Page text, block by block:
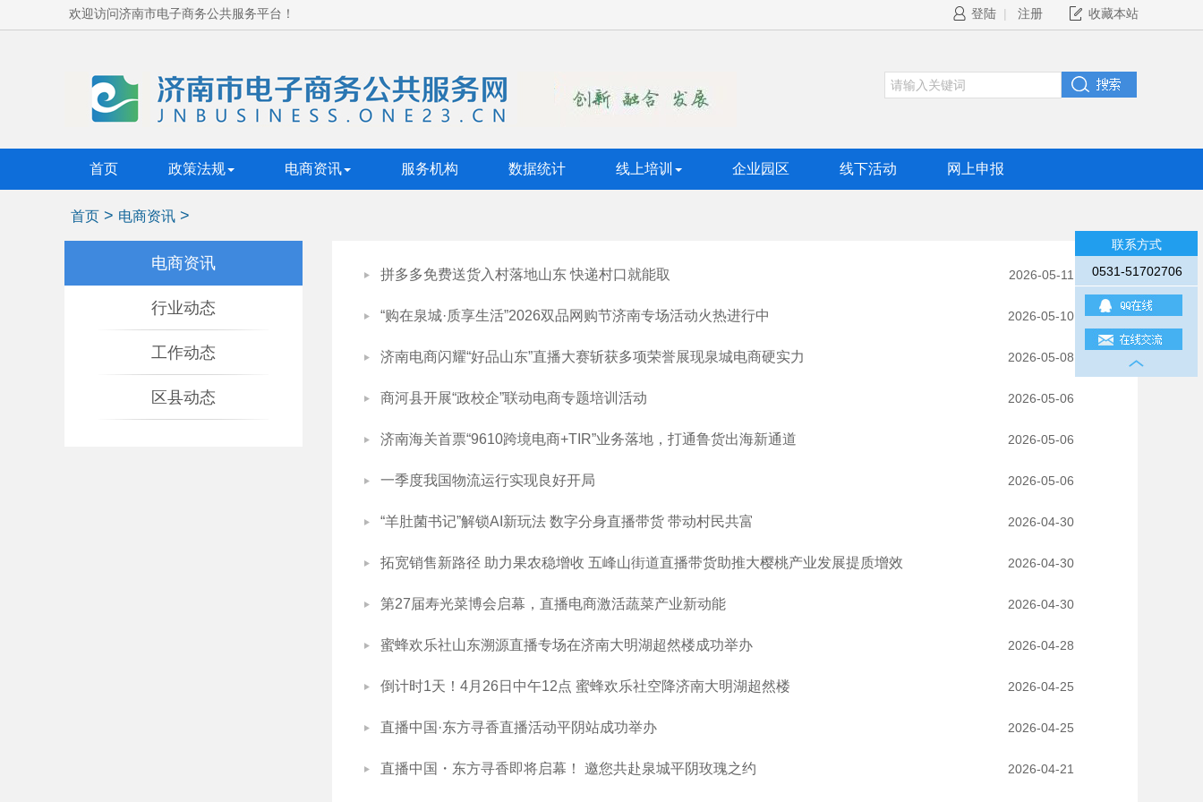
欢迎访问济南市电子商务公共服务平台！ 收藏本站
登陆 | 注册
联系方式
0531-51702706
首页 政策法规 电商资讯 服务机构 数据统计 线上培训 企业园区 线下活动 网上申报
首页 > 电商资讯 >
电商资讯
行业动态
工作动态
区县动态
拼多多免费送货入村落地山东 快递村口就能取 2026-05-11
“购在泉城·质享生活”2026双品网购节济南专场活动火热进行中 2026-05-10
济南电商闪耀“好品山东”直播大赛斩获多项荣誉展现泉城电商硬实力 2026-05-08
商河县开展“政校企”联动电商专题培训活动 2026-05-06
济南海关首票“9610跨境电商+TIR”业务落地，打通鲁货出海新通道 2026-05-06
一季度我国物流运行实现良好开局 2026-05-06
“羊肚菌书记”解锁AI新玩法 数字分身直播带货 带动村民共富 2026-04-30
拓宽销售新路径 助力果农稳增收 五峰山街道直播带货助推大樱桃产业发展提质增效 2026-04-30
第27届寿光菜博会启幕，直播电商激活蔬菜产业新动能 2026-04-30
蜜蜂欢乐社山东溯源直播专场在济南大明湖超然楼成功举办 2026-04-28
倒计时1天！4月26日中午12点 蜜蜂欢乐社空降济南大明湖超然楼 2026-04-25
直播中国·东方寻香直播活动平阴站成功举办 2026-04-25
直播中国・东方寻香即将启幕！ 邀您共赴泉城平阴玫瑰之约 2026-04-21